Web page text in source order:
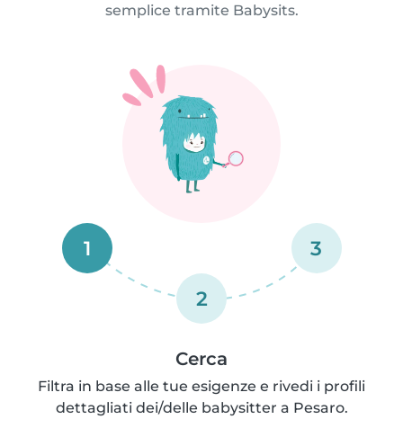
semplice tramite Babysits.
1
2
3
Cerca
Filtra in base alle tue esigenze e rivedi i profili
dettagliati dei/delle babysitter a Pesaro.